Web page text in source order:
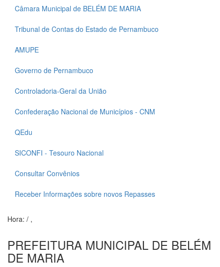
Câmara Municipal de BELÉM DE MARIA
Tribunal de Contas do Estado de Pernambuco
AMUPE
Governo de Pernambuco
Controladoria-Geral da União
Confederação Nacional de Municípios - CNM
QEdu
SICONFI - Tesouro Nacional
Consultar Convênios
Receber Informações sobre novos Repasses
Hora: / ,
PREFEITURA MUNICIPAL DE BELÉM
DE MARIA